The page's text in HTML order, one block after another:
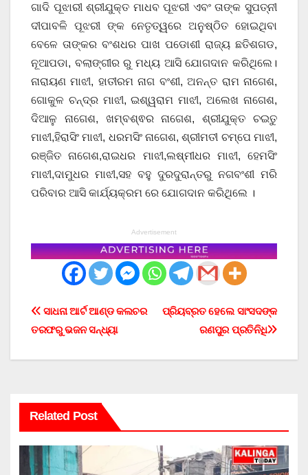
ଗାଦି ପୂଝାରୀ ଶ୍ରୀଯୁକ୍ତ ମାଧବ ପୂଝରୀ ଏବଂ ତାଙ୍କ ସୁପତ୍ନୀ
ଦୀପାବଳି ପୂଝରୀ ଙ୍କ ନେତୃତ୍ୱରେ ଅନୁଷ୍ଠିତ ହୋଇଥିବା
ବେଳେ ତାଙ୍କର ବଂଶଧର ପାଖ ପଡୋଶୀ ରାଜ୍ୟ ଛତିଶଗଡ,
ନୂଆପଡା, ବଲାଙ୍ଗୀର ରୁ ମଧ୍ୟ ଆସି ଯୋଗଦାନ କରିଥିଲେ।
ନାରାୟଣ ମାଝୀ, ହାତୀରମ ନାଗ ବଂଶୀ, ଅନନ୍ତ ରାମ ନାଗେଶ,
ଗୋକୁଳ ଚନ୍ଦ୍ର ମାଝୀ, ଇଶ୍ୱରାମ ମାଝୀ, ଅଲେଖ ନାଗେଶ,
ଦିଆଳୁ ନାଗେଶ, ଖମ୍ବଶ୍ଵର ନାଗେଶ, ଶ୍ରୀଯୁକ୍ତ ଚଇତୁ
ମାଝୀ,ହିରାସିଂ ମାଝୀ, ଧରମସିଂ ନାଗେଶ, ଶ୍ରୀମତୀ ଚମ୍ପେ ମାଝୀ,
ରଞ୍ଜିତ ନାଗେଶ,ରାଇଧର ମାଝୀ,ଲଷ୍ମୀଧର ମାଝୀ, ହେମସିଂ
ମାଝୀ,ଦାମୁଧର ମାଝୀ,ସହ ବହୁ ଦୁରଦୁରାନ୍ତରୁ ନଗବଂଶୀ ମରି
ପରିବାର ଆସି କାର୍ଯ୍ୟକ୍ରମ ରେ ଯୋଗଦାନ କରିଥିଲେ ।
Advertisement
Post
navigation
ପ୍ରିୟବ୍ରତ ହେଲେ ସାଂସଦଙ୍କ
ରଣପୁର ପ୍ରତିନିଧି
ସାଧନା ଆର୍ଟ ଆଣ୍ଡ କଲଚର
ତରଫରୁ ଭଜନ ସନ୍ଧ୍ୟା
Related Post